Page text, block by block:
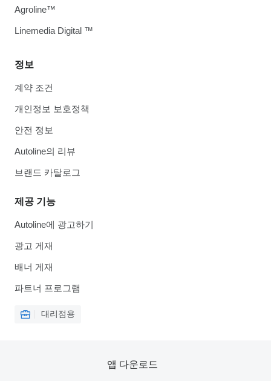
정보
계약 조건
개인정보 보호정책
안전 정보
Autoline의 리뷰
브랜드 카탈로그
제공 기능
Autoline에 광고하기
광고 게재
배너 게재
파트너 프로그램
대리점용
Agroline™
Linemedia Digital ™
앱 다운로드